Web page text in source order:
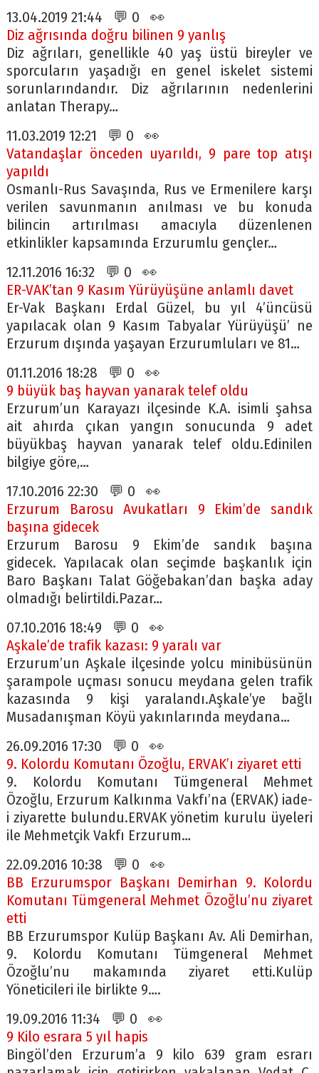
13.04.2019 21:44 💬 0 👀
Diz ağrısında doğru bilinen 9 yanlış
Diz ağrıları, genellikle 40 yaş üstü bireyler ve
sporcuların yaşadığı en genel iskelet sistemi
sorunlarındandır. Diz ağrılarının nedenlerini
anlatan Therapy…
11.03.2019 12:21 💬 0 👀
Vatandaşlar önceden uyarıldı, 9 pare top atışı
yapıldı
Osmanlı-Rus Savaşında, Rus ve Ermenilere karşı
verilen savunmanın anılması ve bu konuda
bilincin artırılması amacıyla düzenlenen
etkinlikler kapsamında Erzurumlu gençler…
12.11.2016 16:32 💬 0 👀
ER-VAK’tan 9 Kasım Yürüyüşüne anlamlı davet
Er-Vak Başkanı Erdal Güzel, bu yıl 4’üncüsü
yapılacak olan 9 Kasım Tabyalar Yürüyüşü’ ne
Erzurum dışında yaşayan Erzurumluları ve 81…
01.11.2016 18:28 💬 0 👀
9 büyük baş hayvan yanarak telef oldu
Erzurum’un Karayazı ilçesinde K.A. isimli şahsa
ait ahırda çıkan yangın sonucunda 9 adet
büyükbaş hayvan yanarak telef oldu.Edinilen
bilgiye göre,…
17.10.2016 22:30 💬 0 👀
Erzurum Barosu Avukatları 9 Ekim’de sandık
başına gidecek
Erzurum Barosu 9 Ekim’de sandık başına
gidecek. Yapılacak olan seçimde başkanlık için
Baro Başkanı Talat Göğebakan’dan başka aday
olmadığı belirtildi.Pazar…
07.10.2016 18:49 💬 0 👀
Aşkale’de trafik kazası: 9 yaralı var
Erzurum’un Aşkale ilçesinde yolcu minibüsünün
şarampole uçması sonucu meydana gelen trafik
kazasında 9 kişi yaralandı.Aşkale’ye bağlı
Musadanışman Köyü yakınlarında meydana…
26.09.2016 17:30 💬 0 👀
9. Kolordu Komutanı Özoğlu, ERVAK’ı ziyaret etti
9. Kolordu Komutanı Tümgeneral Mehmet
Özoğlu, Erzurum Kalkınma Vakfı’na (ERVAK) iade-
i ziyarette bulundu.ERVAK yönetim kurulu üyeleri
ile Mehmetçik Vakfı Erzurum…
22.09.2016 10:38 💬 0 👀
BB Erzurumspor Başkanı Demirhan 9. Kolordu
Komutanı Tümgeneral Mehmet Özoğlu’nu ziyaret
etti
BB Erzurumspor Kulüp Başkanı Av. Ali Demirhan,
9. Kolordu Komutanı Tümgeneral Mehmet
Özoğlu’nu makamında ziyaret etti.Kulüp
Yöneticileri ile birlikte 9….
19.09.2016 11:34 💬 0 👀
9 Kilo esrara 5 yıl hapis
Bingöl’den Erzurum’a 9 kilo 639 gram esrarı